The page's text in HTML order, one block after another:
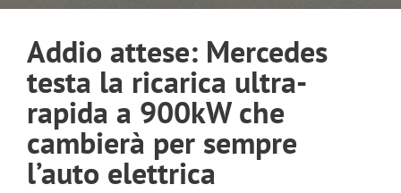
Addio attese: Mercedes
testa la ricarica ultra-
rapida a 900kW che
cambierà per sempre
l’auto elettrica